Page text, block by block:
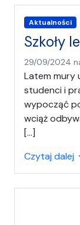
Aktualności
Szkoły
29/09/2024
Latem mury
studenci i
wypocząć
wciąż
[…]
Czytaj dalej